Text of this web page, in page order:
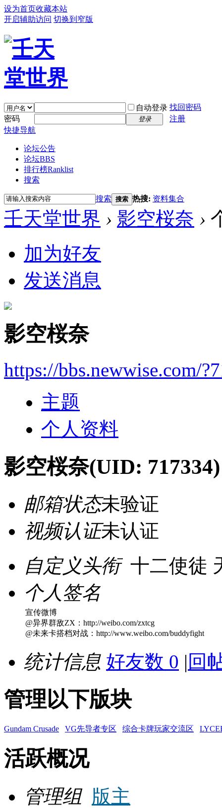
设为首页收藏本站
开启辅助访问 切换到窄版
自动登录 找回密码
密码
登录
注册
快捷导航
论坛公告
论坛BBS
排行榜Ranklist
搜索
搜索 搜索 热搜: 资料集合
壬天堂世界 › 影空桜奈 ›
加为好友
发送消息
影空桜奈
https://bbs.newwise.com/
主题
个人资料
影空桜奈(UID: 717334)
邮箱状态未验证
视频认证未认证
自定义头衔 十二使徒
个人签名
宣传微博
@异界群敌ZX：http://weibo.com/zxtcg
@未来卡搭档对战：http://www.weibo.com/buddyfight
统计信息 好友数 0 | 回
管理以下版块
Gundam Crusade VG先导者专区 综合卡牌玩家交流区
活跃概况
管理组 版主